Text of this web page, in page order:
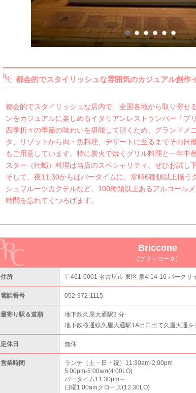
都会的でスタイリッシュな雰囲気のカジュアル創作
都会的でスタイリッシュな店内で、全国各地から取り寄せ
ンをカジュアルに楽しめるイタリアンレストランバー「ブ
四季折々の季節の味わいを堪能して頂くため、グランドメ
タ、リゾットから肉・魚料理、デザートに至るまでその日
もご用意しています。特に炭火で焼くグリル料理と一年中
スター（牡蛎）料理は当店のスペシャリティ。ぜひお試し下
そして、夜11:30からはバータイムに。常時6種類以上揃う
シュフルーツカクテルなど、100種類以上あるアルコール
時間を忘れてくつろげます。
Briccone
(ブリッコーネ)
住所 〒461-0001 名古屋市 東区 泉4-14-16 パークサ
電話番号 052-972-1115
最寄り駅＆道順
地下鉄久屋大通駅3 分
地下鉄桜通線久屋大通駅1A出口出て久屋大通を
定休日 無休
営業時間
ランチ（土・日・祝）11:30am-2:00pm
5:00pm-5:00am(4:00LO)
バータイム11:30pm～
日曜1:00amクローズ(12:30LO)